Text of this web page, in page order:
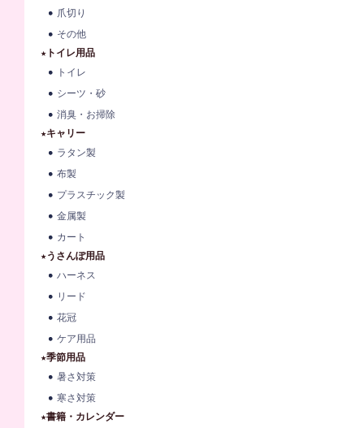
爪切り
その他
★トイレ用品
トイレ
シーツ・砂
消臭・お掃除
★キャリー
ラタン製
布製
プラスチック製
金属製
カート
★うさんぽ用品
ハーネス
リード
花冠
ケア用品
★季節用品
暑さ対策
寒さ対策
★書籍・カレンダー